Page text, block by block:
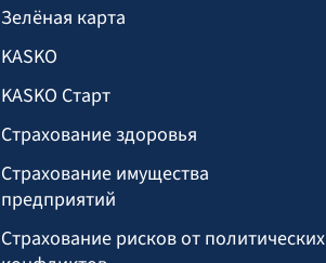
Зелёная карта
KASKO
KASKO Старт
Страхование здоровья
Страхование имущества
предприятий
Страхование рисков от политических